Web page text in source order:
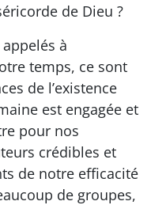
de Dieu ?
à
temps, ce sont
de l’existence
est engagée et
pour nos
crédibles et
de notre efficacité
de groupes,